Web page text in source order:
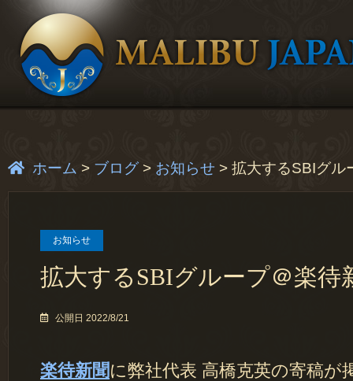
ホーム > ブログ > お知らせ > 拡大するSBIグル
お知らせ
拡大するSBIグループ＠楽待
公開日 2022/8/21
楽待新聞に弊社代表 高橋克英の寄稿が